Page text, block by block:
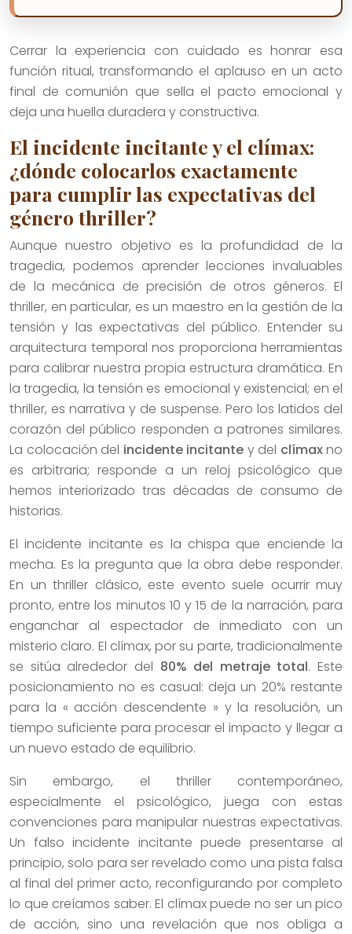
Cerrar la experiencia con cuidado es honrar esa
función ritual, transformando el aplauso en un acto
final de comunión que sella el pacto emocional y
deja una huella duradera y constructiva.
El incidente incitante y el clímax:
¿dónde colocarlos exactamente
para cumplir las expectativas del
género thriller?
Aunque nuestro objetivo es la profundidad de la
tragedia, podemos aprender lecciones invaluables
de la mecánica de precisión de otros géneros. El
thriller, en particular, es un maestro en la gestión de la
tensión y las expectativas del público. Entender su
arquitectura temporal nos proporciona herramientas
para calibrar nuestra propia estructura dramática. En
la tragedia, la tensión es emocional y existencial; en el
thriller, es narrativa y de suspense. Pero los latidos del
corazón del público responden a patrones similares.
La colocación del incidente incitante y del clímaxno
es arbitraria; responde a un reloj psicológico que
hemos interiorizado tras décadas de consumo de
historias.
El incidente incitante es la chispa que enciende la
mecha. Es la pregunta que la obra debe responder.
En un thriller clásico, este evento suele ocurrir muy
pronto, entre los minutos 10 y 15 de la narración, para
enganchar al espectador de inmediato con un
misterio claro. El clímax, por su parte, tradicionalmente
se sitúa alrededor del 80% del metraje total. Este
posicionamiento no es casual: deja un 20% restante
para la « acción descendente » y la resolución, un
tiempo suficiente para procesar el impacto y llegar a
un nuevo estado de equilibrio.
Sin embargo, el thriller contemporáneo,
especialmente el psicológico, juega con estas
convenciones para manipular nuestras expectativas.
Un falso incidente incitante puede presentarse al
principio, solo para ser revelado como una pista falsa
al final del primer acto, reconfigurando por completo
lo que creíamos saber. El clímax puede no ser un pico
de acción, sino una revelación que nos obliga a